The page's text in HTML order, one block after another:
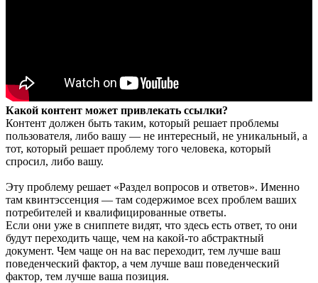
Какой контент может привлекать ссылки?
Контент должен быть таким, который решает проблемы
пользователя, либо вашу — не интересный, не уникальный, а
тот, который решает проблему того человека, который
спросил, либо вашу.
Эту проблему решает «Раздел вопросов и ответов». Именно
там квинтэссенция — там содержимое всех проблем ваших
потребителей и квалифицированные ответы.
Если они уже в сниппете видят, что здесь есть ответ, то они
будут переходить чаще, чем на какой-то абстрактный
документ. Чем чаще он на вас переходит, тем лучше ваш
поведенческий фактор, а чем лучше ваш поведенческий
фактор, тем лучше ваша позиция.